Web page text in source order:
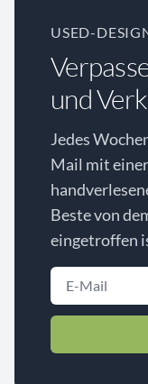
USED-
und
Jedes
Mail mit
Beste von
eingetroffen